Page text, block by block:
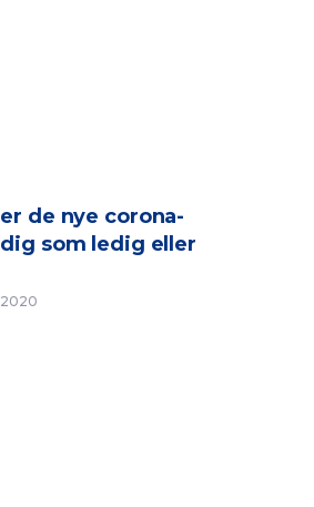
de nye corona-
som ledig eller
2020